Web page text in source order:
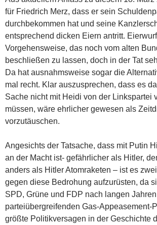
für Friedrich Merz, dass er sein
durchbekommen hat und seine
entsprechend dicken Eiern antritt.
Vorgehensweise, das noch vom alten
beschließen zu lassen, doch in der Tat
Da hat ausnahmsweise sogar die
mal recht. Klar auszusprechen, dass es
Sache nicht mit Heidi von der Linkspartei
müssen, wäre ehrlicher gewesen als
vorzutäuschen.
Angesichts der Tatsache, dass mit Putin
an der Macht ist- gefährlicher als Hitler,
anders als Hitler Atomraketen – ist es
gegen diese Bedrohung aufzurüsten, da
SPD, Grüne und FDP nach langen
parteiübergreifenden Gas-Appeasement-
größte Politikversagen in der Geschichte